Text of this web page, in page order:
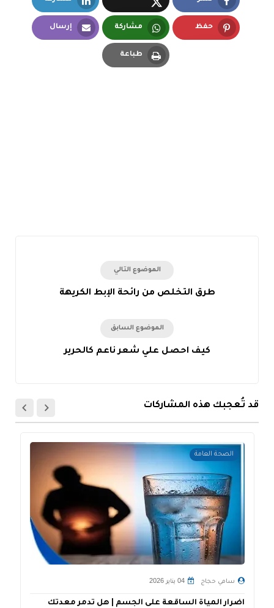
Facebook
X.com
LinkedIn
حفظ مشاركة
Whatsapp
إرسال
طباعة
الموضوع التالي
طرق التخلص من رائحة الإبط الكريهة
الموضوع السابق
كيف احصل علي شعر ناعم كالحرير
قد تُعجبك هذه المشاركات
الصحة العامة
سامي حجاج 04 يناير 2026
اضرار المياة الساقعة على الجسم | هل تدمر معدتك